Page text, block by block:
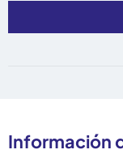
Información